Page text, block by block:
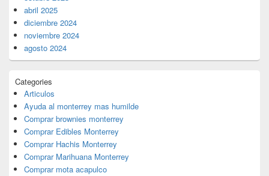
abril 2025
diciembre 2024
noviembre 2024
agosto 2024
Categories
Articulos
Ayuda al monterrey mas humilde
Comprar brownies monterrey
Comprar Edibles Monterrey
Comprar Hachis Monterrey
Comprar Marihuana Monterrey
Comprar mota acapulco